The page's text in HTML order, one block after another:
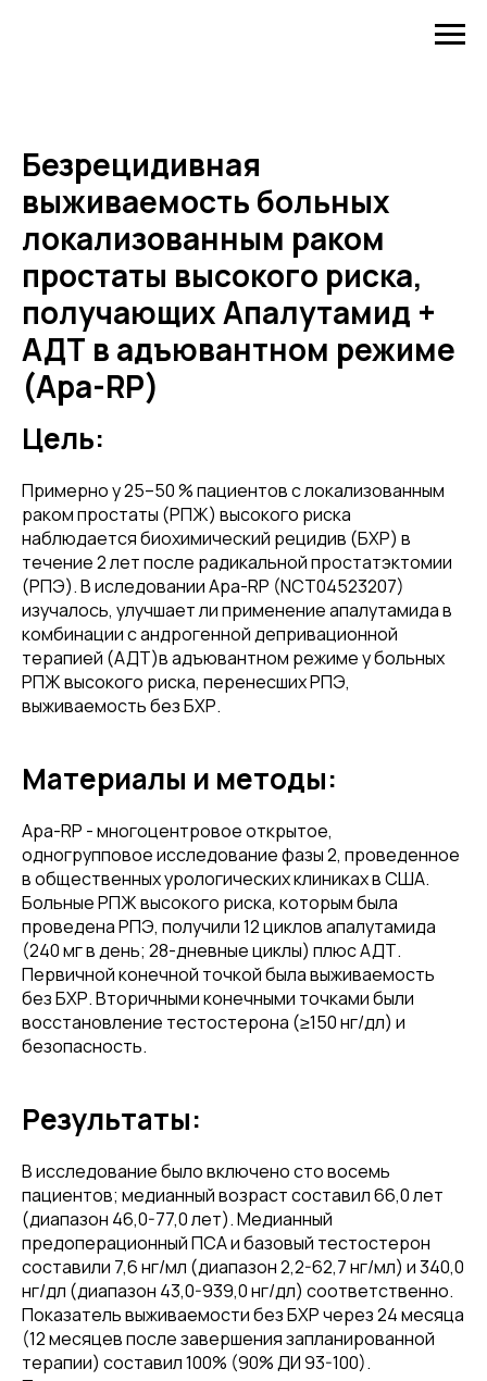
Безрецидивная
выживаемость больных
локализованным раком
простаты высокого риска,
получающих Апалутамид +
АДТ в адъювантном режиме
(Apa-RP)
Цель:
Примерно у 25–50 % пациентов с локализованным
раком простаты (РПЖ) высокого риска
наблюдается биохимический рецидив (БХР) в
течение 2 лет после радикальной простатэктомии
(РПЭ). В иследовании Apa-RP (NCT04523207)
изучалось, улучшает ли применение апалутамида в
комбинации с андрогенной депривационной
терапией (АДТ)в адъювантном режиме у больных
РПЖ высокого риска, перенесших РПЭ,
выживаемость без БХР.
Материалы и методы:
Apa-RP - многоцентровое открытое,
одногрупповое исследование фазы 2, проведенное
в общественных урологических клиниках в США.
Больные РПЖ высокого риска, которым была
проведена РПЭ, получили 12 циклов апалутамида
(240 мг в день; 28-дневные циклы) плюс АДТ.
Первичной конечной точкой была выживаемость
без БХР. Вторичными конечными точками были
восстановление тестостерона (≥150 нг/дл) и
безопасность.
Результаты:
В исследование было включено сто восемь
пациентов; медианный возраст составил 66,0 лет
(диапазон 46,0-77,0 лет). Медианный
предоперационный ПСА и базовый тестостерон
составили 7,6 нг/мл (диапазон 2,2-62,7 нг/мл) и 340,0
нг/дл (диапазон 43,0-939,0 нг/дл) соответственно.
Показатель выживаемости без БХР через 24 месяца
(12 месяцев после завершения запланированной
терапии) составил 100% (90% ДИ 93-100).